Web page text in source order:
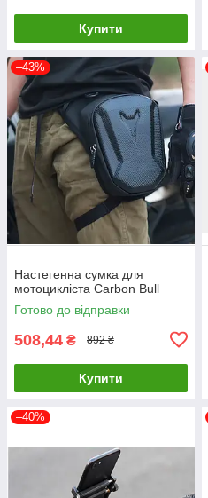
Купити
–43%
Настегенна сумка для
мотоцикліста Carbon Bull
Готово до відправки
508,44 ₴ 892 ₴
Купити
–40%